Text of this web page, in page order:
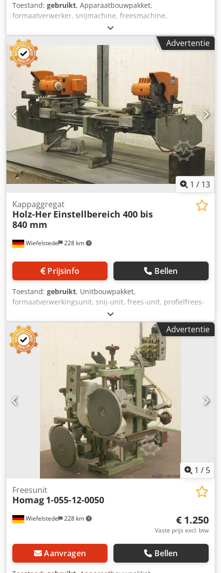
Toestand: gebruikt, Apparaatbouwpakket,
formaatverwerker, snijmachine, freesmachine,
profielfreesmachine, voegenfreesmachine, snijmachine,
dubbelzijdige profiler, kantenbewerkingsmachine,
scoremotor, versnipperaarmotor, freesmotor voor
kantenbewerkingsmachine -HOMAG-freestoestel: voor
formaatverwerking -met zware zwaluwstaartgeleider -1x
motoren Perske -met lange schacht -Motortype: KNS 70.12-
2DF Credpfx Alsb Uhvtecef -Vermogen: 5,5/8,0 kW -Voltage:
220/380 volt -Frequentie: 50/100 Hz Snelheid: 2870/5880
tpm -andere motoren met andere diensten op voorraad
tegen een meerprijs -Maten: 1250/1350/H600 mm -
gewicht: 400 kg
Advertentie
1 / 13
Wiefelstede 228 km
Kappaggregat
Holz-Her Einstellbereich 400 bis
840 mm
Prijsinfo Bellen
Toestand: gebruikt, Unitbouwpakket,
formaatverwerkingsunit, snij-unit, frees-unit, profielfrees-
unit, voegfrees-unit, trim-unit, dubbelkante profiler,
kantbewerkingsmachine, scoremotor, hakselmotor,
freesmotor voor kantbewerkingsmachine -Verkoop:
Overdracht in de huidige staat zoals gezien -Koffer: lichte
beschadiging, zie foto's -Freesunit: voor het frezen van de
uitstekende kanten aan de voor- en achterkant -
Verstelbereik: 400 tot 840 mm -Klemmen: pneumatisch -
Motoren: Holz-Her 750 W / 2600 omw/min -Zaagblad: Ø 160
mm -Afmetingen: 1010/450 / H540 mm Crodpfegyg Arex
Alcof -Gewicht: 94 kg
Advertentie
1 / 5
Wiefelstede 228 km
Freesunit
Homag 1-055-12-0050
€ 1.250
Vaste prijs excl. btw
Aanvragen Bellen